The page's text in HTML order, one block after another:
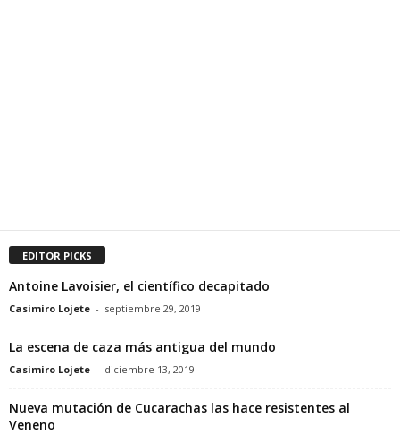
EDITOR PICKS
Antoine Lavoisier, el científico decapitado
Casimiro Lojete - septiembre 29, 2019
La escena de caza más antigua del mundo
Casimiro Lojete - diciembre 13, 2019
Nueva mutación de Cucarachas las hace resistentes al
Veneno